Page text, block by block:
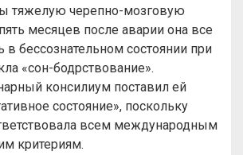
тяжелую черепно-мозговую
месяцев после аварии она все
в бессознательном состоянии при
«сон-бодрствование».
консилиум поставил ей
состояние», поскольку
всем международным
критериям.